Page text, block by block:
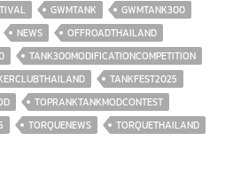
GWMTANK
GWMTANK300
NEWS
OFFROADTHAILAND
TANK300MODIFICATIONCOMPETITION
TANKFEST2025
TOPRANKTANKMODCONTEST
TORQUENEWS
TORQUETHAILAND